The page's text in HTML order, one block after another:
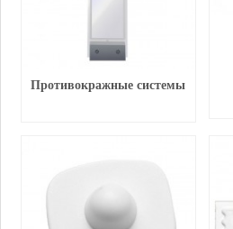
Противокражные системы